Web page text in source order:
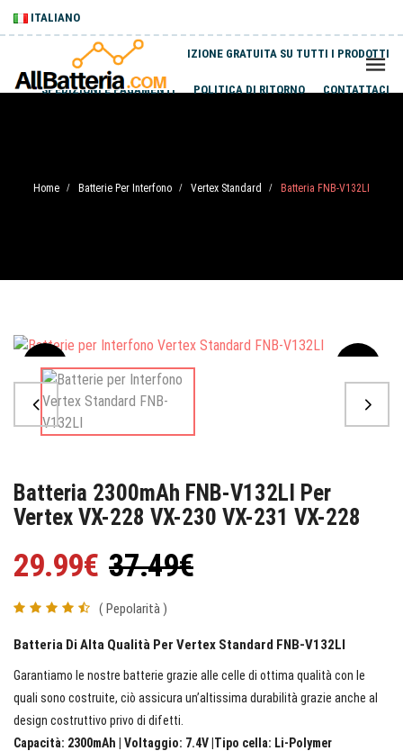
ITALIANO
SPEDIZIONE GRATUITA SU TUTTI I PRODOTTI
SPEDIZIONI E PAGAMENTI POLITICA DI RITORNO CONTATTACI
Home / Batterie Per Interfono / Vertex Standard / Batteria FNB-V132LI
Sale
Batteria 2300mAh FNB-V132LI Per
Vertex VX-228 VX-230 VX-231 VX-228
29.99€ 37.49€
( Pepolarità )
Batteria Di Alta Qualità Per Vertex Standard FNB-V132LI
Garantiamo le nostre batterie grazie alle celle di ottima qualità con le
quali sono costruite, ciò assicura un’altissima durabilità grazie anche al
design costruttivo privo di difetti.
Capacità: 2300mAh | Voltaggio: 7.4V |Tipo cella: Li-Polymer